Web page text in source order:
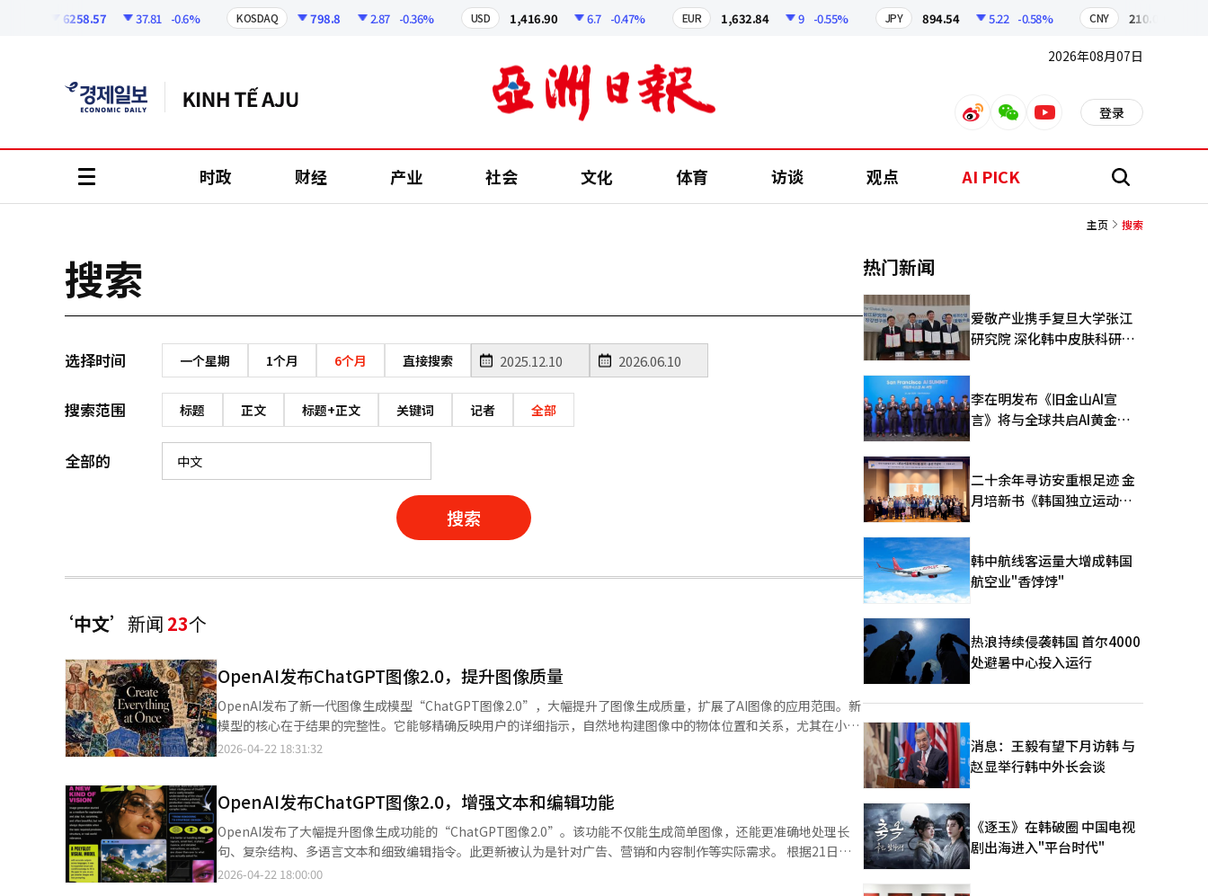
6258.57 37.81 -0.6% KOSDAQ 798.8 2.87 -0.36% USD 1,416.90 6.7 -0.47% EUR 1,632.84 9 -0.55% JPY 894.54 5.22 -0.58% CNY 210.00
2026年08月07日
weiboweixinyoutube 登录
时政 财经 产业 社会 文化 体育 访谈 观点 AI PICK 搜
主页 搜索
搜索
选择时间 一个星期 1个月 6个月 直接搜索
搜索范围 标题 正文 标题+正文 关键词 记者 全部
全部的
搜索
‘中文’ 新闻 23个
OpenAI发布ChatGPT图像2.0，提升图像质量
OpenAI发布了新一代图像生成模型“ChatGPT图像2.0”，大幅提升了图像生成质量，扩展了AI图像的应用范围。新
模型的核心在于结果的完整性。它能够精确反映用户的详细指示，自然地构建图像中的物体位置和关系，尤其在小文
字、图标、用户界面元素和复杂布局等方面表现出色。文本表达能力显著提高，能够自然呈现海报、信息图表和UI设
文、印地语、孟加拉语等多种语言的文本渲染质量提高，提升了全球内容制作的实用性。一次最多可生成10张图像，
便于快速比较和审核。该模型首次结合了“ChatGPT思维”功能，用户可以通过网络搜索补充信息，或用一个提示
生成多张图像并检查结果，提供了更广泛的制作环境。“ChatGPT图像2.0”可在ChatGPT和Codex中使用，高级图
像生成功能提供给ChatGPT Plus Pro和商业用户。※ 本报道经人工智能（AI）系统翻译与编辑。
2026-04-22 18:31:32
OpenAI发布ChatGPT图像2.0，增强文本和编辑功能
OpenAI发布了大幅提升图像生成功能的“ChatGPT图像2.0”。该功能不仅能生成简单图像，还能更准确地处理长
句、复杂结构、多语言文本和细致编辑指令。此更新被认为是针对广告、营销和内容制作等实际需求。 根据21日
（当地时间）OpenAI的消息，ChatGPT引入了新图像生成功能“ChatGPT图像2.0”，并在开发者API中提供“GPT
2026-04-22 18:00:00
热门新闻
爱敬产业携手复旦大学张江
研究院 深化韩中皮肤科研合
李在明发布《旧金山AI宣
言》将与全球共启AI黄金时
二十余年寻访安重根足迹 金
月培新书《韩国独立运动圣
韩中航线客运量大增成韩国
航空业"香饽饽"
热浪持续侵袭韩国 首尔4000
处避暑中心投入运行
消息：王毅有望下月访韩 与
赵显举行韩中外长会谈
《逐玉》在韩破圈 中国电视
剧出海进入"平台时代"